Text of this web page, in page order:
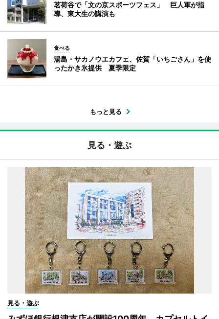
茗荷谷で「文の京スポーツフェス」 巨人軍が指
導、東大生の講演も
食べる
湯島・サカノウエカフェ、佐賀「いちごさん」を使
ったかき氷提供 夏季限定
もっと見る
見る・遊ぶ
見る・遊ぶ